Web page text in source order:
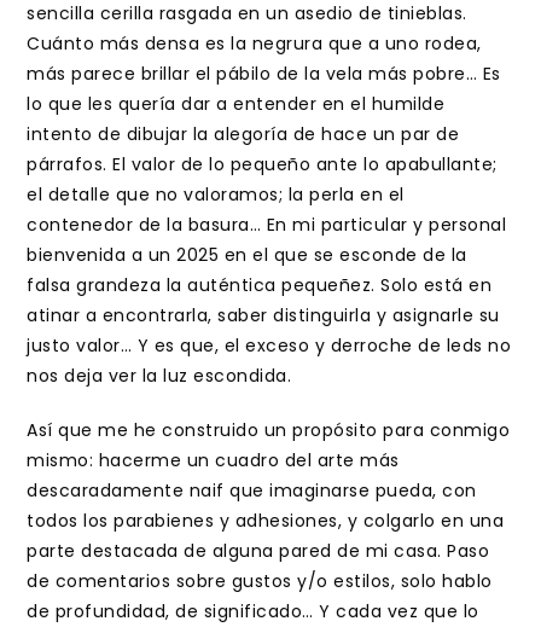
sencilla cerilla rasgada en un asedio de tinieblas.
Cuánto más densa es la negrura que a uno rodea,
más parece brillar el pábilo de la vela más pobre… Es
lo que les quería dar a entender en el humilde
intento de dibujar la alegoría de hace un par de
párrafos. El valor de lo pequeño ante lo apabullante;
el detalle que no valoramos; la perla en el
contenedor de la basura… En mi particular y personal
bienvenida a un 2025 en el que se esconde de la
falsa grandeza la auténtica pequeñez. Solo está en
atinar a encontrarla, saber distinguirla y asignarle su
justo valor… Y es que, el exceso y derroche de leds no
nos deja ver la luz escondida.
Así que me he construido un propósito para conmigo
mismo: hacerme un cuadro del arte más
descaradamente naif que imaginarse pueda, con
todos los parabienes y adhesiones, y colgarlo en una
parte destacada de alguna pared de mi casa. Paso
de comentarios sobre gustos y/o estilos, solo hablo
de profundidad, de significado… Y cada vez que lo